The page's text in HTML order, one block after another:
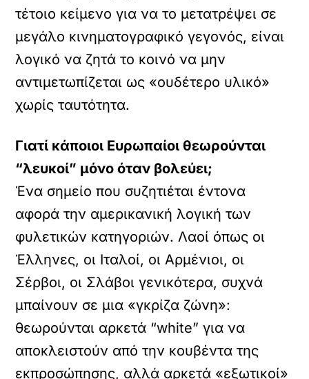
τέτοιο κείμενο για να το μετατρέψει σε
μεγάλο κινηματογραφικό γεγονός, είναι
λογικό να ζητά το κοινό να μην
αντιμετωπίζεται ως «ουδέτερο υλικό»
χωρίς ταυτότητα.
Γιατί κάποιοι Ευρωπαίοι θεωρούνται
“λευκοί” μόνο όταν βολεύει;
Ένα σημείο που συζητιέται έντονα
αφορά την αμερικανική λογική των
φυλετικών κατηγοριών. Λαοί όπως οι
Έλληνες, οι Ιταλοί, οι Αρμένιοι, οι
Σέρβοι, οι Σλάβοι γενικότερα, συχνά
μπαίνουν σε μια «γκρίζα ζώνη»:
θεωρούνται αρκετά “white” για να
αποκλειστούν από την κουβέντα της
εκπροσώπησης, αλλά αρκετά «εξωτικοί»